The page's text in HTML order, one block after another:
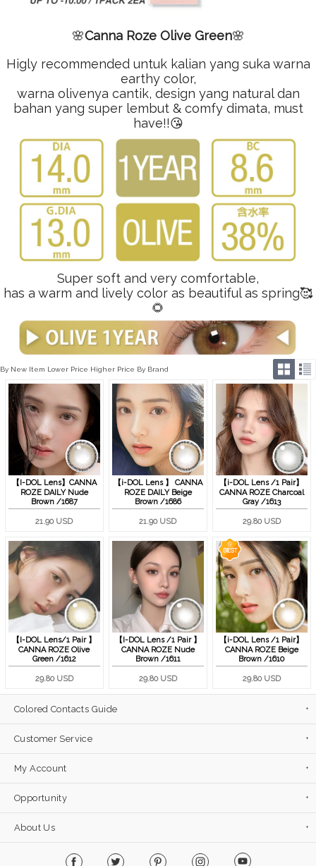
🌸Canna Roze Olive Green🌸
Higly recommended untuk kalian yang suka warna
earthy color,
warna olivenya cantik, design yang natural dan
bahan yang super lembut & comfy dimata, must
have!!😘
Super soft and very comfortable,
has a warm and lively color as beautiful as spring🥰
🌻
By New Item Lower Price Higher Price By Brand
【I-DOL Lens】CANNA
ROZE DAILY Nude
Brown /1687
21.90 USD
【i-DOL Lens 】 CANNA
ROZE DAILY Beige
Brown /1686
21.90 USD
【i-DOL Lens /1 Pair】
CANNA ROZE Charcoal
Gray /1613
29.80 USD
【I-DOL Lens/1 Pair 】
CANNA ROZE Olive
Green /1612
29.80 USD
【I-DOL Lens /1 Pair 】
CANNA ROZE Nude
Brown /1611
29.80 USD
【i-DOL Lens /1 Pair】
CANNA ROZE Beige
Brown /1610
29.80 USD
Colored Contacts Guide
Customer Service
My Account
Opportunity
About Us